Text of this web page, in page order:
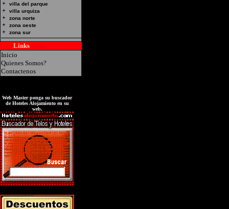
villa del parque
villa urquiza
zona norte
zona oeste
zona sur
Links
Inicio
Quienes Somos?
Contactenos
Web Master ponga su buscador
de Hoteles Alojamiento en su
web.